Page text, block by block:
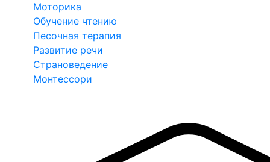
Моторика
Обучение чтению
Песочная терапия
Развитие речи
Страноведение
Монтессори